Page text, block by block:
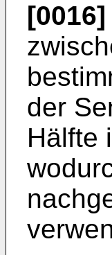
[0016]
der
Hälfte